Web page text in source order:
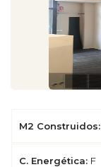
M2 Construidos:
C. Energética: F